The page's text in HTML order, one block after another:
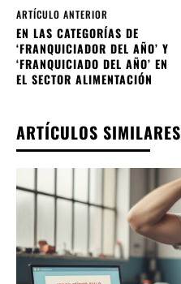
ARTÍCULO ANTERIOR
EN LAS CATEGORÍAS DE
‘FRANQUICIADOR DEL AÑO’ Y
‘FRANQUICIADO DEL AÑO’ EN
EL SECTOR ALIMENTACIÓN
ARTÍCULOS SIMILARES